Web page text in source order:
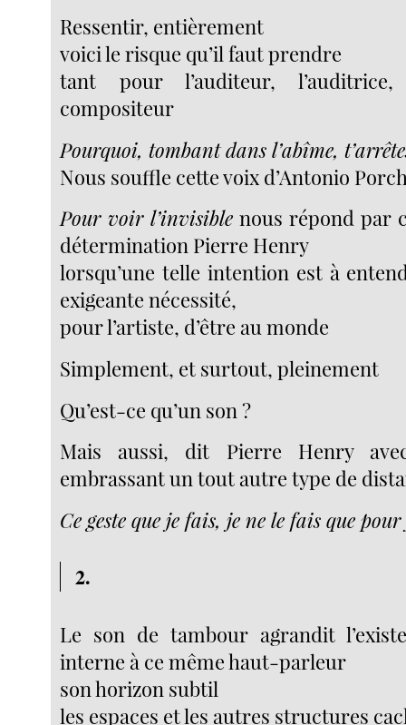
Ressentir, entièrement
voici le risque qu’il faut prendre
tant pour l’auditeur,
compositeur
Pourquoi, tombant dans l’abîme,
Nous souffle cette voix d’Antonio
Pour voir l’invisible nous répond par
détermination Pierre Henry
lorsqu’une telle intention est à
exigeante nécessité,
pour l’artiste, d’être au monde
Simplement, et surtout, pleinement
Qu’est-ce qu’un son ?
Mais aussi, dit Pierre Henry
embrassant un tout autre type de
Ce geste que je fais, je ne le fais que
2.
Le son de tambour agrandit
interne à ce même haut-parleur
son horizon subtil
les espaces et les autres structures